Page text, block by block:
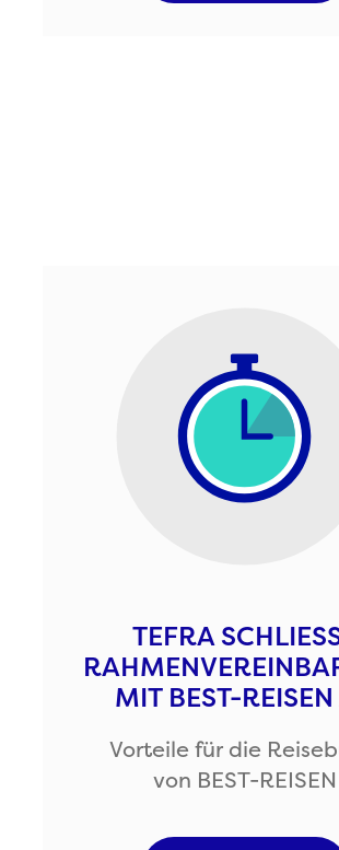
TEFRA
IT BEST-REISEN
Vorteile für die
von BEST-REISEN